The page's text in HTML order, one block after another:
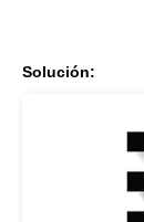
Solución: